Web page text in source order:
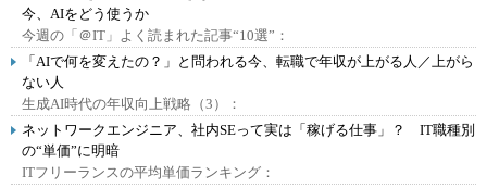
今、AIをどう使うか
今週の「＠IT」よく読まれた記事“10選”：
「AIで何を変えたの？」と問われる今、転職で年収が上がる人／上がら
ない人
生成AI時代の年収向上戦略（3）：
ネットワークエンジニア、社内SEって実は「稼げる仕事」？ IT職種別
の“単価”に明暗
ITフリーランスの平均単価ランキング：